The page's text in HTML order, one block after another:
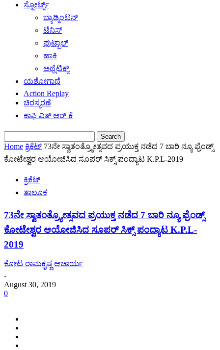
ಸ್ಪೋರ್ಟ್ಸ್
ಬ್ಯಾಡ್ಮಿಂಟನ್
ಟೆನಿಸ್
ಫುಟ್ಬಾಲ್
ಹಾಕಿ
ಅಥ್ಲೆಟಿಕ್ಸ್
ಯಶೋಗಾಥೆ
Action Replay
ಚಿರಸ್ಮರಣೆ
ಕಾಫಿ ವಿತ್ ಅರ್ ಕೆ
Home ಕ್ರಿಕೆಟ್ 73ನೇ ಸ್ವಾತಂತ್ರ್ಯೋತ್ಸವದ ಪ್ರಯುಕ್ತ ನಡೆದ 7 ಬಾರಿ ನ್ಯೂ ಫ್ರೆಂಡ್ಸ್
ಕೋಟೇಶ್ವರ ಆಯೋಜಿಸಿದ ಸೂಪರ್ ಸಿಕ್ಸ್ ಪಂದ್ಯಾಟ K.P.L-2019
ಕ್ರಿಕೆಟ್
ತಾಲೂಕ
73ನೇ ಸ್ವಾತಂತ್ರ್ಯೋತ್ಸವದ ಪ್ರಯುಕ್ತ ನಡೆದ 7 ಬಾರಿ ನ್ಯೂ ಫ್ರೆಂಡ್ಸ್
ಕೋಟೇಶ್ವರ ಆಯೋಜಿಸಿದ ಸೂಪರ್ ಸಿಕ್ಸ್ ಪಂದ್ಯಾಟ K.P.L-
2019
ಕೋಟ ರಾಮಕೃಷ್ಣ ಆಚಾರ್ಯ
-
August 30, 2019
0